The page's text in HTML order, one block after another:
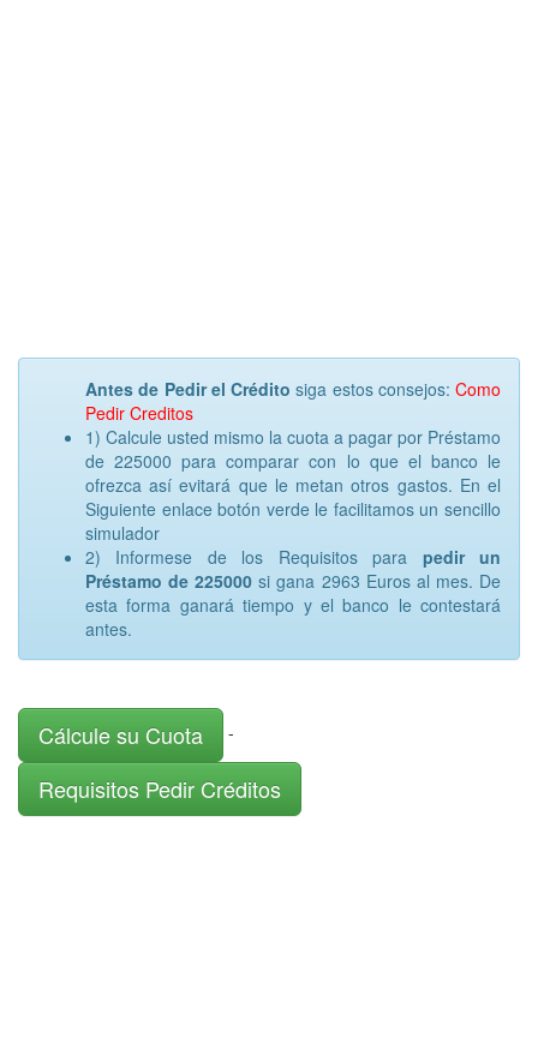
Antes de Pedir el Crédito siga estos consejos: Como
Pedir Creditos
1) Calcule usted mismo la cuota a pagar por Préstamo
de 225000 para comparar con lo que el banco le
ofrezca así evitará que le metan otros gastos. En el
Siguiente enlace botón verde le facilitamos un sencillo
simulador
2) Informese de los Requisitos para pedir un
Préstamo de 225000si gana 2963 Euros al mes. De
esta forma ganará tiempo y el banco le contestará
antes.
Cálcule su Cuota -
Requisitos Pedir Créditos